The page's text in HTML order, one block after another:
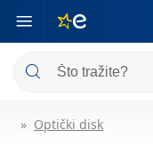
Optički disk